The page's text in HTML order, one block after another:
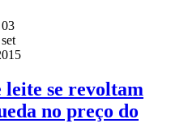
03
set
se revoltam
no preço do